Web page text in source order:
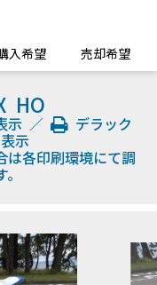
入希望 売却希望
HO
示 ／
デラック
示
は各印刷環境にて調